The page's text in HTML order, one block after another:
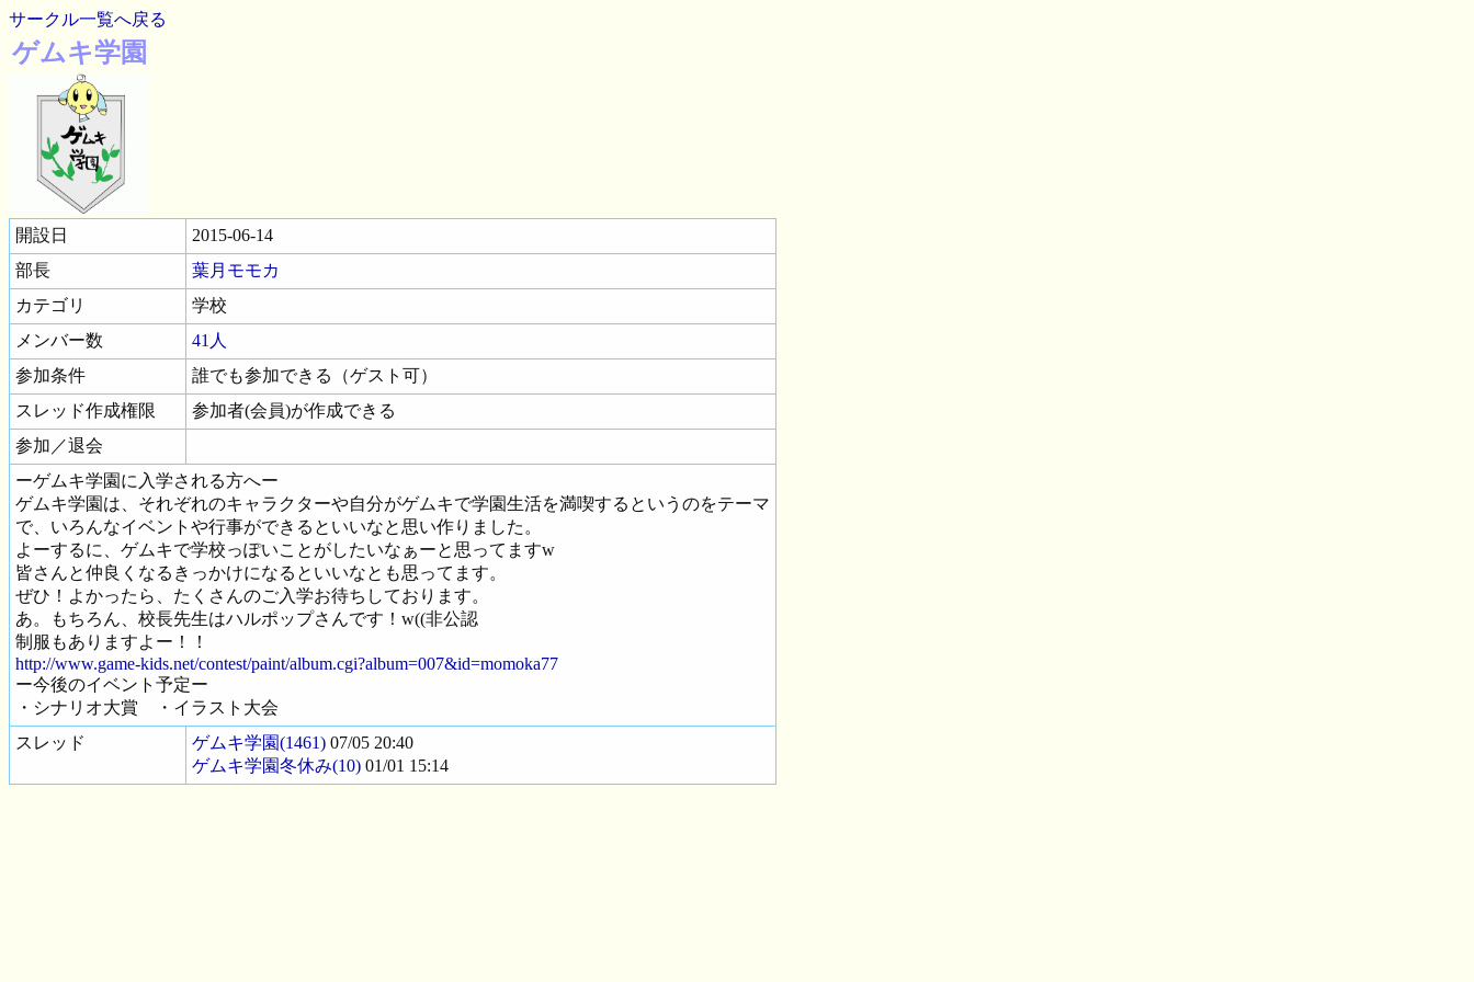
サークル一覧へ戻る
ゲムキ学園
開設日
2015-06-14
部長
葉月モモカ
カテゴリ
学校
メンバー数
41人
参加条件
誰でも参加できる（ゲスト可）
スレッド作成権限
参加者(会員)が作成できる
参加／退会
ーゲムキ学園に入学される方へー
ゲムキ学園は、それぞれのキャラクターや自分がゲムキで学園生活を満喫するというのをテーマ
で、いろんなイベントや行事ができるといいなと思い作りました。
よーするに、ゲムキで学校っぽいことがしたいなぁーと思ってますw
皆さんと仲良くなるきっかけになるといいなとも思ってます。
ぜひ！よかったら、たくさんのご入学お待ちしております。
あ。もちろん、校長先生はハルポップさんです！w((非公認
制服もありますよー！！
http://www.game-kids.net/contest/paint/album.cgi?album=007&id=momoka77
ー今後のイベント予定ー
・シナリオ大賞 ・イラスト大会
スレッド
ゲムキ学園(1461) 07/05 20:40
ゲムキ学園冬休み(10) 01/01 15:14